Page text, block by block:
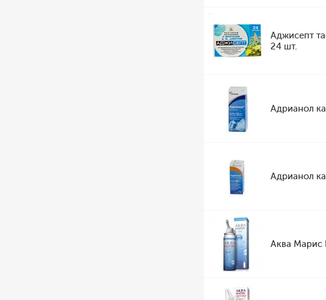
Аджисепт
24 шт.
Адрианол
Адрианол
Аква Марис